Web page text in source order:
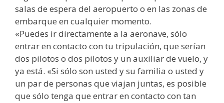
salas de espera del aeropuerto o en las zonas de
embarque en cualquier momento.
«Puedes ir directamente a la aeronave, sólo
entrar en contacto con tu tripulación, que serían
dos pilotos o dos pilotos y un auxiliar de vuelo, y
ya está. «Si sólo son usted y su familia o usted y
un par de personas que viajan juntas, es posible
que sólo tenga que entrar en contacto con tan